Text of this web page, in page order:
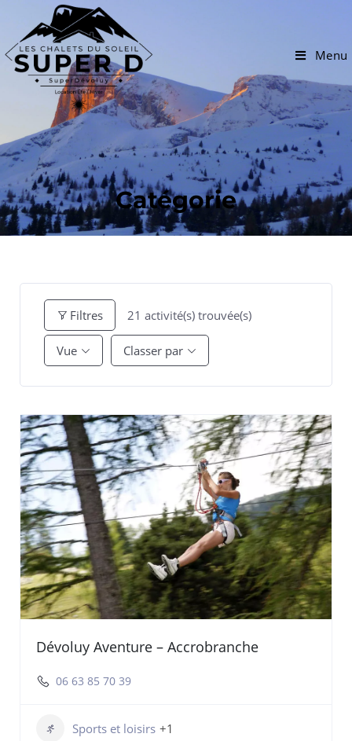
Menu
Catégorie
Filtres 21 activité(s) trouvée(s)
Vue Classer par
Dévoluy Aventure – Accrobranche
06 63 85 70 39
Sports et loisirs +1